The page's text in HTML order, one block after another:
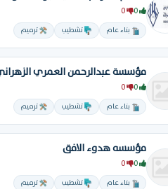
0
0
بناء عام تشطيب ترميم
0
0
بناء عام تشطيب ترميم
مؤسسه هدوء الافق
0
0
بناء عام تشطيب ترميم